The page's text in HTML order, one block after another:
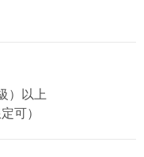
）以上
可）